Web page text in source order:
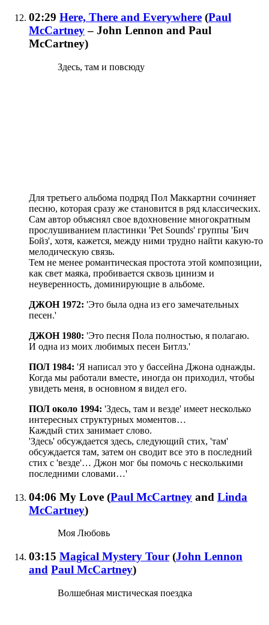
02:29 Here, There and Everywhere (Paul
McCartney – John Lennon and Paul
McCartney)
Здесь, там и повсюду
Для третьего альбома подряд Пол Маккартни сочиняет
песню, которая сразу же становится в ряд классических.
Сам автор объяснял свое вдохновение многократным
прослушиванием пластинки 'Pet Sounds' группы 'Бич
Бойз', хотя, кажется, между ними трудно найти какую-то
мелодическую связь.
Тем не менее романтическая простота этой композиции,
как свет маяка, пробивается сквозь цинизм и
неуверенность, доминирующие в альбоме.
ДЖОН 1972: 'Это была одна из его замечательных
песен.'
ДЖОН 1980: 'Это песня Пола полностью, я полагаю.
И одна из моих любимых песен Битлз.'
ПОЛ 1984: 'Я написал это у бассейна Джона однажды.
Когда мы работали вместе, иногда он приходил, чтобы
увидеть меня, в основном я видел его.
ПОЛ около 1994: 'Здесь, там и везде' имеет несколько
интересных структурных моментов…
Каждый стих занимает слово.
'Здесь' обсуждается здесь, следующий стих, 'там'
обсуждается там, затем он сводит все это в последний
стих с 'везде'… Джон мог бы помочь с несколькими
последними словами…'
04:06 My Love (Paul McCartney and Linda
McCartney)
Моя Любовь
03:15 Magical Mystery Tour (John Lennon
and Paul McCartney)
Волшебная мистическая поездка